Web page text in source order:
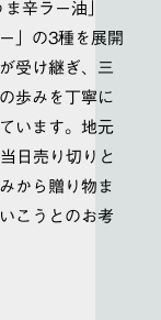
辛ラー油」
」の3種を展開
受け継ぎ、三
歩みを丁寧に
います。地元
日売り切りと
から贈り物ま
こうとのお考